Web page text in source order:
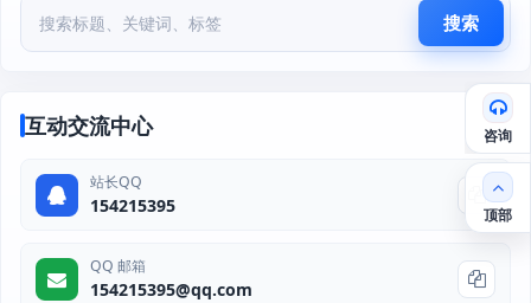
搜索
互动交流中心
站长QQ
154215395
QQ 邮箱
154215395@qq.com
咨询
顶部